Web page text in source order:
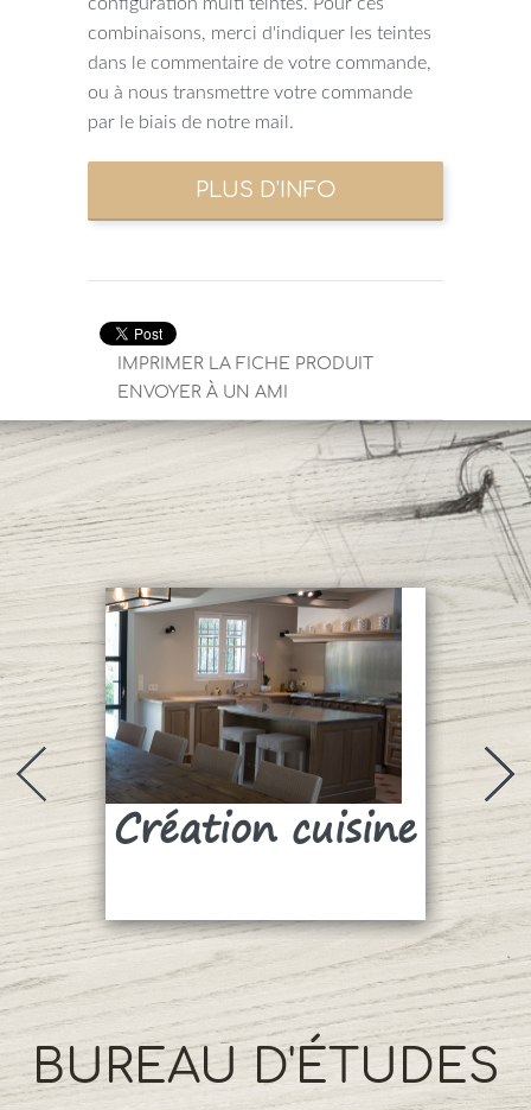
combinaisons, merci d'indiquer les teintes
dans le commentaire de votre commande,
ou à nous transmettre votre commande
par le biais de notre mail.
IMPRIMER LA FICHE PRODUIT
ENVOYER À UN AMI
Création cuisine
BUREAU D'ÉTUDES